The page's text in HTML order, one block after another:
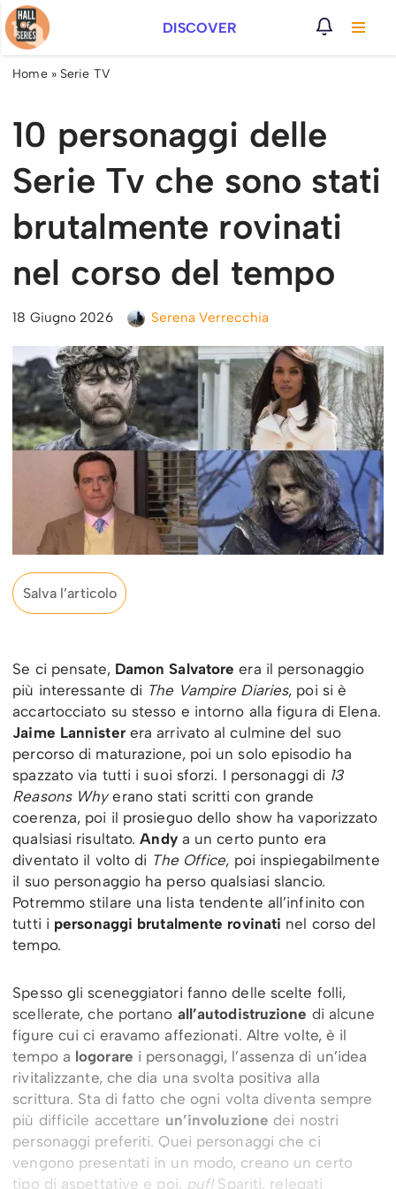
Vai
al
DISCOVER
Home» Serie TV
10 personaggi delle
Serie Tv che sono stati
brutalmente rovinati
nel corso del tempo
18 Giugno 2026 Serena Verrecchia
Salva l’articolo
Se ci pensate, Damon Salvatore era il personaggio
più interessante di The Vampire Diaries, poi si è
accartocciato su stesso e intorno alla figura di Elena.
Jaime Lannisterera arrivato al culmine del suo
percorso di maturazione, poi un solo episodio ha
spazzato via tutti i suoi sforzi. I personaggi di 13
Reasons Whyerano stati scritti con grande
coerenza, poi il prosieguo dello show ha vaporizzato
qualsiasi risultato.Andya un certo punto era
diventato il volto di The Office, poi inspiegabilmente
il suo personaggio ha perso qualsiasi slancio.
Potremmo stilare una lista tendente all’infinito con
tutti i personaggi brutalmente rovinati nel corso del
tempo.
Spesso gli sceneggiatori fanno delle scelte folli,
scellerate, che portano all’autodistruzione di alcune
figure cui ci eravamo affezionati. Altre volte, è il
tempo a logorare i personaggi, l’assenza di un’idea
rivitalizzante, che dia una svolta positiva alla
scrittura. Sta di fatto che ogni volta diventa sempre
più difficile accettare un’involuzione dei nostri
personaggi preferiti. Quei personaggi che ci
vengono presentati in un modo, creano un certo
tipo di aspettative e poi, puf!Spariti, relegati